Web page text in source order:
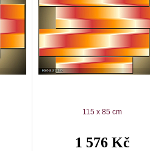
115 x 85 cm
1 576 Kč